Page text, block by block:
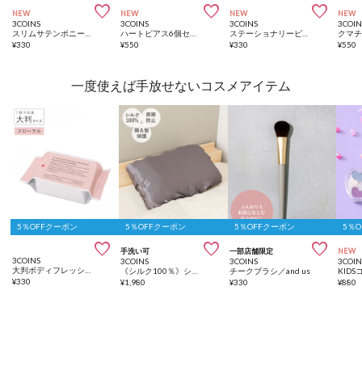
NEW 
3COINS
¥330
NEW 
3COINS
¥550
NEW 
3COINS
ステーショナリーピアス
¥330
NEW
¥550
一度使えば手放せないコスメアイテム
5％OFFクーポン

3COINS
大判ボディフレッシュシート
¥330
5％OFFクーポン
手洗い可 
3COINS
《シルク100％》シルク枕カバー大きめ：50×70cm／and us
¥1,980
5％OFFクーポン
一部店舗限定 
3COINS
チークブラシ／and us
¥330
5％
NEW
¥880